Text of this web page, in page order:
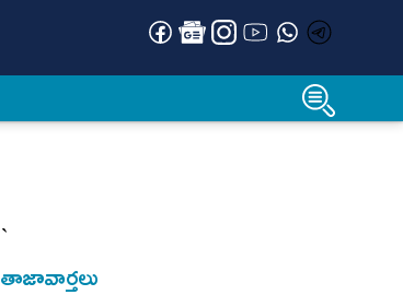
`
తాజావార్తలు